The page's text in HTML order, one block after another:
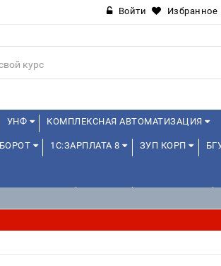
Войти Избранное
УНФ КОМПЛЕКСНАЯ АВТОМАТИЗАЦИЯ
1С:ЗАРПЛАТА 8 ЗУП КОРП